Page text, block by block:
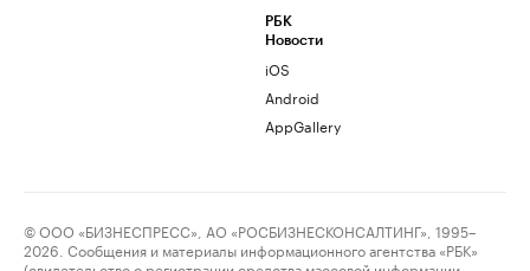
РБК
Новости
iOS
Android
AppGallery
© ООО «БИЗНЕСПРЕСС», АО «РОСБИЗНЕСКОНСАЛТИНГ», 1995–
2026. Сообщения и материалы информационного агентства «РБК»